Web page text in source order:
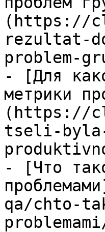
(https://
rezultat-
problem-
- [Для
метрики
(https://
tseli-
- [Что
qa/chto-